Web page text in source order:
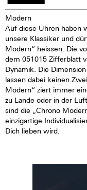
Modern
Auf diese Uhren haben
unsere Klassiker und
Modern“ heissen. Die
dem 051015 Zifferblatt
Dynamik. Die
lassen dabei keinen
Modern“ ziert immer
zu Lande oder in der
sind die „Chrono
einzigartige
Dich lieben wird.